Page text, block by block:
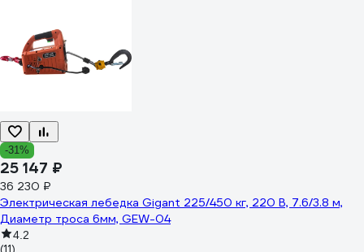
-31%
25 147 ₽
36 230 ₽
Электрическая лебедка Gigant 225/450 кг, 220 В, 7.6/3.8 м,
Диаметр троса 6мм, GEW-04
4.2
(11)